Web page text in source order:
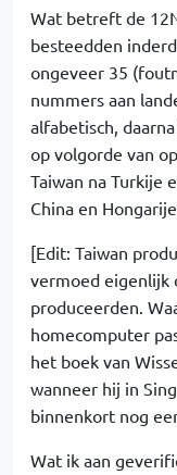
Wat betreft de
besteedden
ongeveer 35
nummers aan
alfabetisch,
op volgorde van
Taiwan na Turkije
China en
[Edit: Taiwan
vermoed eigenlijk
produceerden.
homecomputer
het boek van
wanneer hij in
binnenkort nog
Wat ik aan